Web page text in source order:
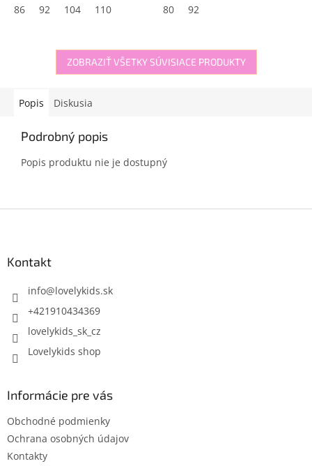
86 92 104 110 80 92
ZOBRAZIŤ VŠETKY SÚVISIACE PRODUKTY
Popis Diskusia
Podrobný popis
Popis produktu nie je dostupný
Kontakt
info@lovelykids.sk
+421910434369
lovelykids_sk_cz
Lovelykids shop
Informácie pre vás
Obchodné podmienky
Ochrana osobných údajov
Kontakty